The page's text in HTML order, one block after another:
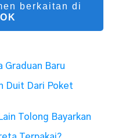
berkaitan di
Graduan Baru
Duit Dari Poket
Tolong Bayarkan